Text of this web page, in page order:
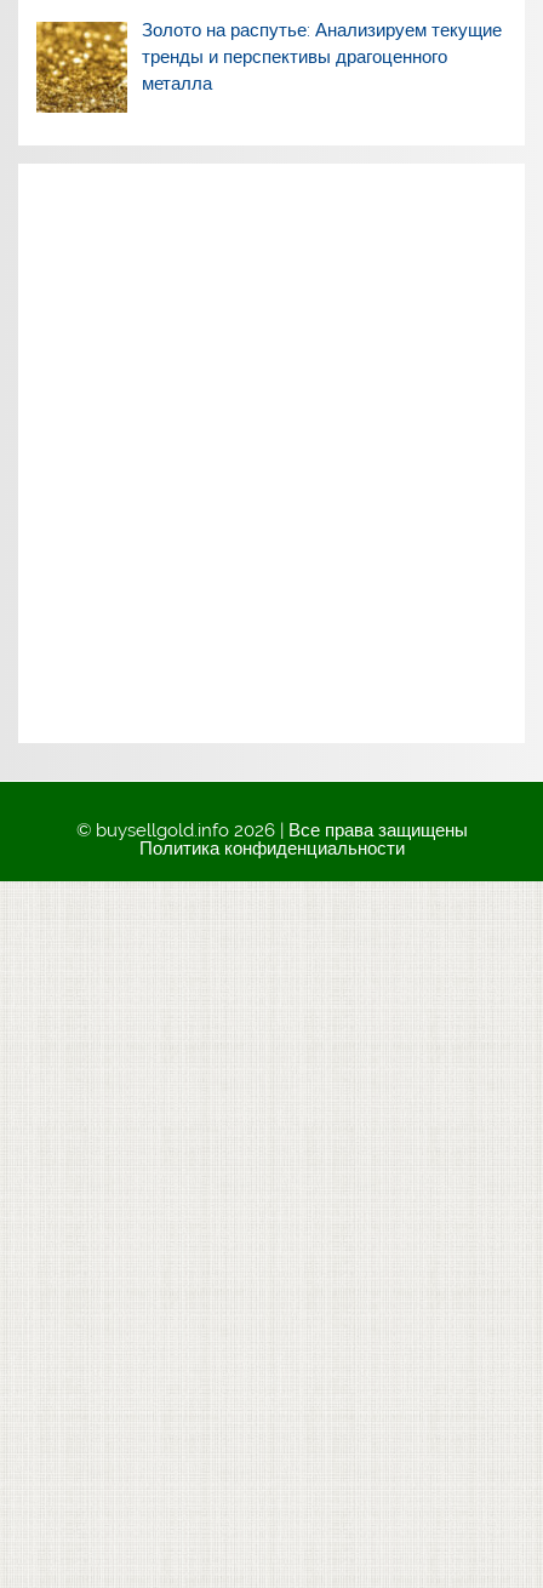
Золото на распутье: Анализируем текущие
тренды и перспективы драгоценного
металла
© buysellgold.info 2026 | Все права защищены
Политика конфиденциальности